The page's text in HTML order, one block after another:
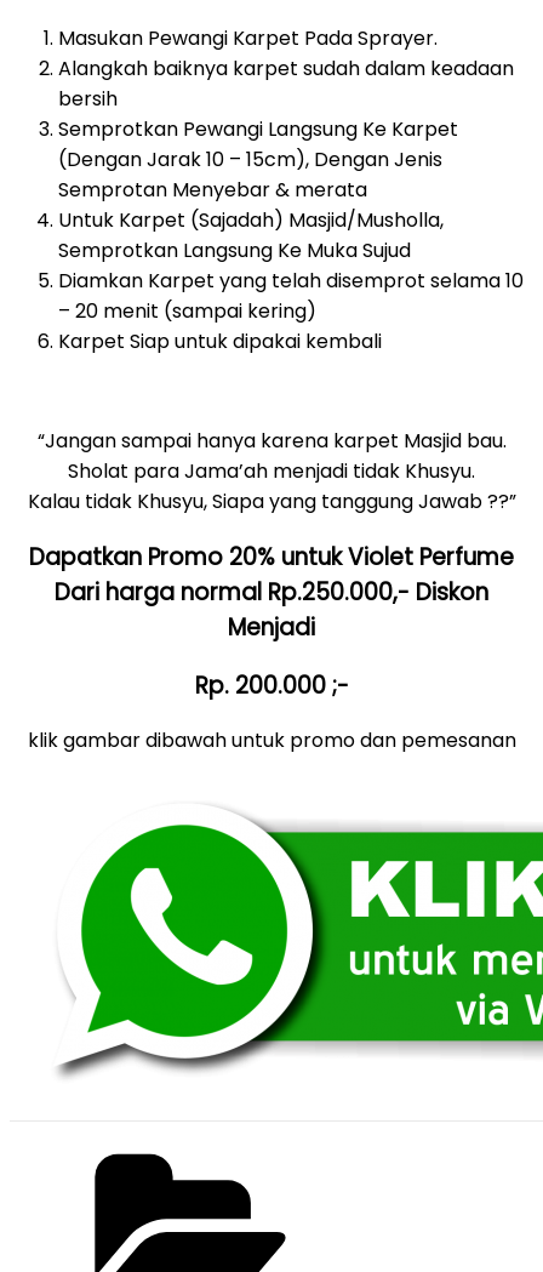
Masukan Pewangi Karpet Pada Sprayer.
Alangkah baiknya karpet sudah dalam keadaan
bersih
Semprotkan Pewangi Langsung Ke Karpet
(Dengan Jarak 10 – 15cm), Dengan Jenis
Semprotan Menyebar & merata
Untuk Karpet (Sajadah) Masjid/Musholla,
Semprotkan Langsung Ke Muka Sujud
Diamkan Karpet yang telah disemprot selama 10
– 20 menit (sampai kering)
Karpet Siap untuk dipakai kembali
“Jangan sampai hanya karena karpet Masjid bau.
Sholat para Jama’ah menjadi tidak Khusyu.
Kalau tidak Khusyu, Siapa yang tanggung Jawab ??”
Dapatkan Promo 20% untuk Violet Perfume
Dari harga normal Rp.250.000,- Diskon
Menjadi
Rp. 200.000 ;-
klik gambar dibawah untuk promo dan pemesanan